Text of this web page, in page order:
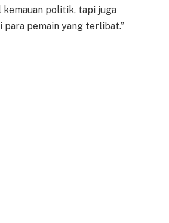
kemauan politik, tapi juga
para pemain yang terlibat.”